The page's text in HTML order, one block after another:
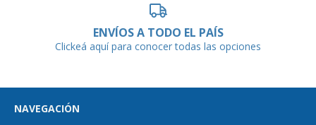
ENVÍOS A TODO EL PAÍS
Clickeá aquí para conocer todas las opciones
NAVEGACIÓN